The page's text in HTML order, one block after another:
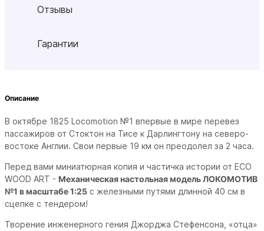
Отзывы
Гарантии
Описание
В октябре 1825 Locomotion №1 впервые в мире перевез
пассажиров от Стоктон на Тисе к Дарлингтону на северо-
востоке Англии. Свои первые 19 км он преодолел за 2 часа.
Перед вами миниатюрная копия и частичка истории от ECO
WOOD ART - Механическая настольная модель ЛОКОМОТИВ
№1 в масштабе 1:25 с железными путями длинной 40 см в
сцепке с тендером!
Творение инженерного гения Джорджа Стефенсона, «отца»